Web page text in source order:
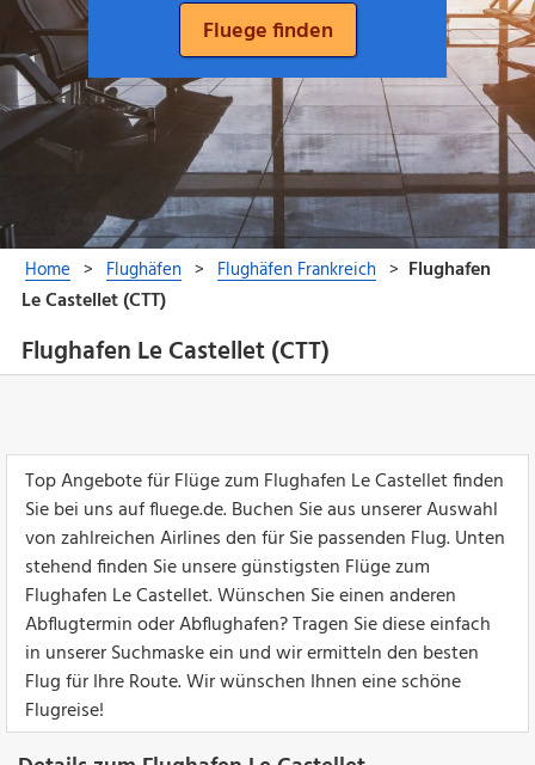
Flughafen Le Castellet (CTT)
Top Angebote für Flüge zum Flughafen Le Castellet finden
Sie bei uns auf fluege.de. Buchen Sie aus unserer Auswahl
von zahlreichen Airlines den für Sie passenden Flug. Unten
stehend finden Sie unsere günstigsten Flüge zum
Flughafen Le Castellet. Wünschen Sie einen anderen
Abflugtermin oder Abflughafen? Tragen Sie diese einfach
in unserer Suchmaske ein und wir ermitteln den besten
Flug für Ihre Route. Wir wünschen Ihnen eine schöne
Flugreise!